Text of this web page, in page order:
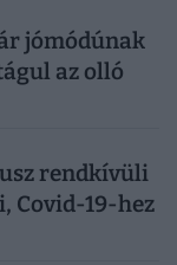
jómódúnak
az olló
rendkívüli
Covid-19-hez